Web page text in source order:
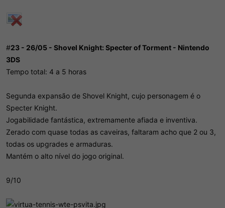
#23 - 26/05 - Shovel Knight: Specter of Torment - Nintendo
3DS
Tempo total: 4 a 5 horas
Segunda expansão de Shovel Knight, cujo personagem é o
Specter Knight.
Jogabilidade fantástica, extremamente afiada e inventiva.
Zerado com quase todas as caveiras, faltaram acho que 2 ou 3,
todas os upgrades e armaduras.
Mantém o alto nível do jogo original.
9/10